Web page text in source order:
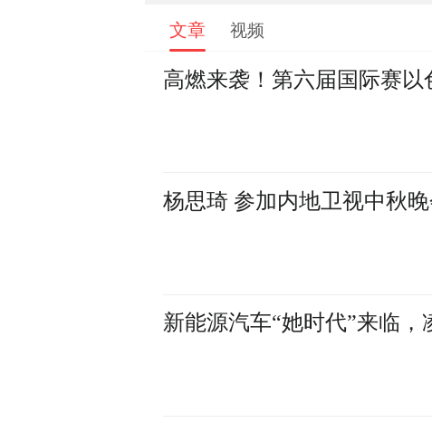
文章 视频
高燃来袭！第六届国际赛以
杨思琦 参加内地卫视中秋
新能源汽车“她时代”来临